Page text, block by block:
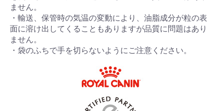
ません。
・輸送、保管時の気温の変動により、油脂成分が粒の表
面に溶け出してくることもありますが品質に問題はあり
ません。
・袋のふちで手を切らないようにご注意ください。